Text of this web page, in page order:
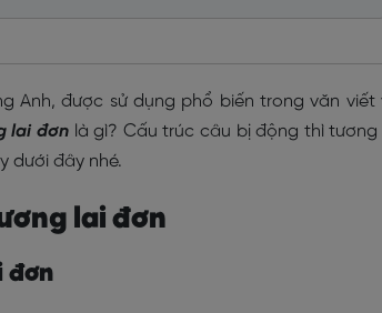
Anh, được sử dụng phổ biến trong văn viết
lai đơnlà gì? Cấu trúc câu bị động thì tương
dưới đây nhé.
lai đơn
đơn